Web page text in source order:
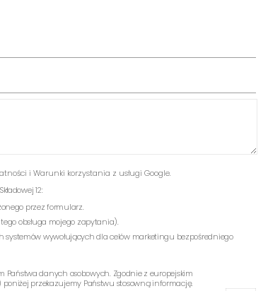
i Warunki korzystania z usługi Google.
12:
przez formularz.
obsługa mojego zapytania).
wywołujących dla celów marketingu bezpośredniego
danych osobowych. Zgodnie z europejskim
przekazujemy Państwu stosowną informację.